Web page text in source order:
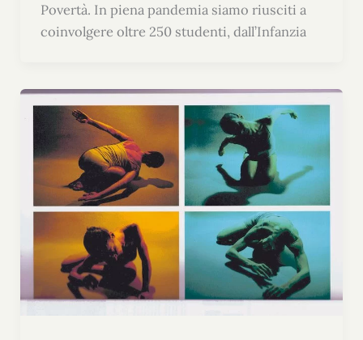
Povertà. In piena pandemia siamo riusciti a
coinvolgere oltre 250 studenti, dall’Infanzia